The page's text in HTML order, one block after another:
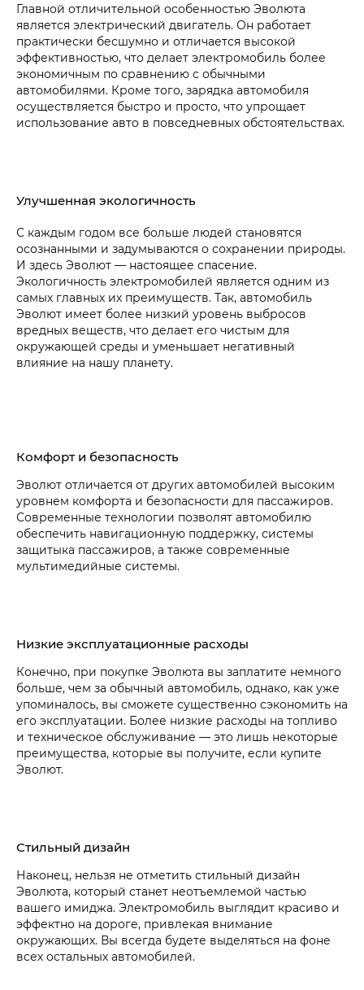
Главной отличительной особенностью Эволюта
является электрический двигатель. Он работает
практически бесшумно и отличается высокой
эффективностью, что делает электромобиль более
экономичным по сравнению с обычными
автомобилями. Кроме того, зарядка автомобиля
осуществляется быстро и просто, что упрощает
использование авто в повседневных обстоятельствах.
Улучшенная экологичность
С каждым годом все больше людей становятся
осознанными и задумываются о сохранении природы.
И здесь Эволют — настоящее спасение.
Экологичность электромобилей является одним из
самых главных их преимуществ. Так, автомобиль
Эволют имеет более низкий уровень выбросов
вредных веществ, что делает его чистым для
окружающей среды и уменьшает негативный
влияние на нашу планету.
Комфорт и безопасность
Эволют отличается от других автомобилей высоким
уровнем комфорта и безопасности для пассажиров.
Современные технологии позволят автомобилю
обеспечить навигационную поддержку, системы
защитыка пассажиров, а также современные
мультимедийные системы.
Низкие эксплуатационные расходы
Конечно, при покупке Эволюта вы заплатите немного
больше, чем за обычный автомобиль, однако, как уже
упоминалось, вы сможете существенно сэкономить на
его эксплуатации. Более низкие расходы на топливо
и техническое обслуживание — это лишь некоторые
преимущества, которые вы получите, если купите
Эволют.
Стильный дизайн
Наконец, нельзя не отметить стильный дизайн
Эволюта, который станет неотъемлемой частью
вашего имиджа. Электромобиль выглядит красиво и
эффектно на дороге, привлекая внимание
окружающих. Вы всегда будете выделяться на фоне
всех остальных автомобилей.